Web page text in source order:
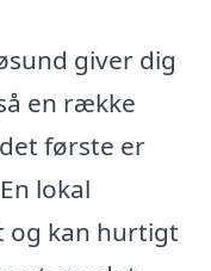
giver dig
en række
første er
lokal
og kan hurtigt